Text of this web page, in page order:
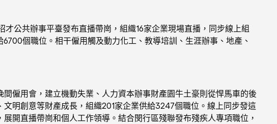
公共辦事平臺發布直播帶崗，組織16家企業現場直播，同步線上組
個職位。相干僱用觸及動力化工、教導培訓、生涯辦事、地產、
用會，建立機動失業、人力資本辦事財產園牛土豪則從悍馬車的後
明創意等財產成長，組織201家企業供給3247個職位。線上同步發這
開直播帶崗和個人工作領導。結合閔行區殘聯發布殘疾人專項職位，